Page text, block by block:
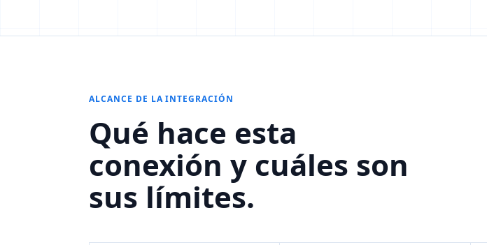
ALCANCE DE LA INTEGRACIÓN
Qué hace esta
conexión y cuáles son
sus límites.